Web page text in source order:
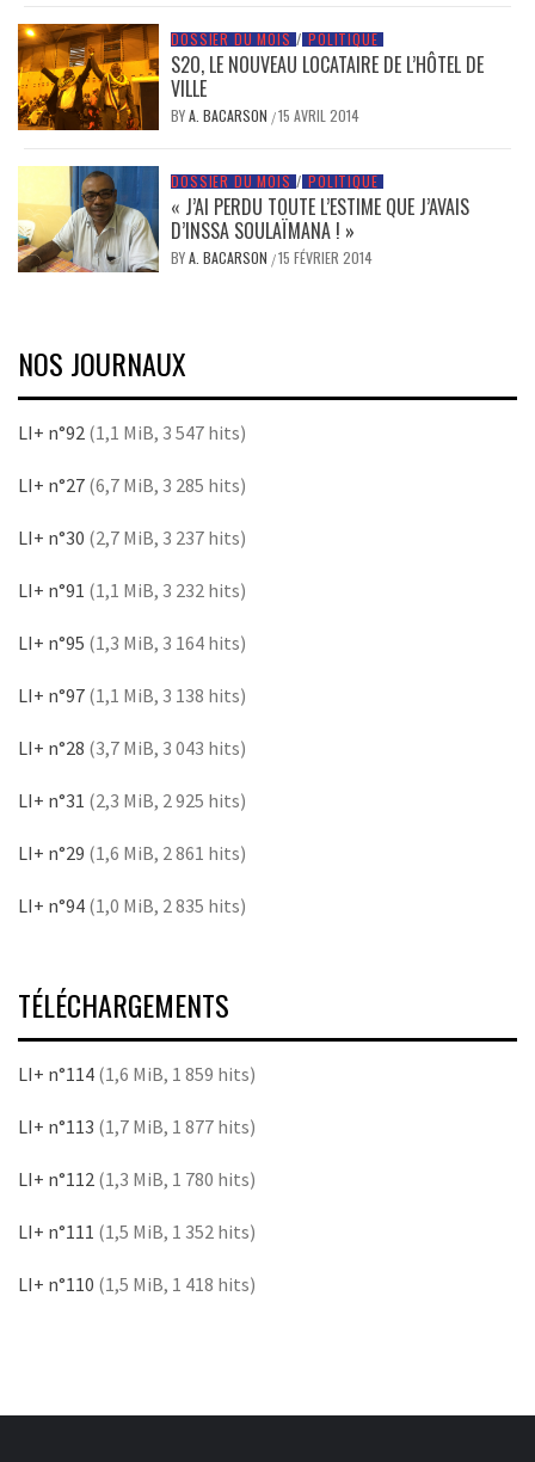
DOSSIER DU MOIS / POLITIQUE
S2O, LE NOUVEAU LOCATAIRE DE L’HÔTEL DE
VILLE
BYA. BACARSON /15 AVRIL 2014
DOSSIER DU MOIS / POLITIQUE
« J’AI PERDU TOUTE L’ESTIME QUE J’AVAIS
D’INSSA SOULAÏMANA ! »
BYA. BACARSON /15 FÉVRIER 2014
NOS JOURNAUX
LI+ n°92 (1,1 MiB, 3 547 hits)
LI+ n°27 (6,7 MiB, 3 285 hits)
LI+ n°30 (2,7 MiB, 3 237 hits)
LI+ n°91 (1,1 MiB, 3 232 hits)
LI+ n°95 (1,3 MiB, 3 164 hits)
LI+ n°97 (1,1 MiB, 3 138 hits)
LI+ n°28 (3,7 MiB, 3 043 hits)
LI+ n°31 (2,3 MiB, 2 925 hits)
LI+ n°29 (1,6 MiB, 2 861 hits)
LI+ n°94 (1,0 MiB, 2 835 hits)
TÉLÉCHARGEMENTS
LI+ n°114 (1,6 MiB, 1 859 hits)
LI+ n°113 (1,7 MiB, 1 877 hits)
LI+ n°112 (1,3 MiB, 1 780 hits)
LI+ n°111 (1,5 MiB, 1 352 hits)
LI+ n°110 (1,5 MiB, 1 418 hits)